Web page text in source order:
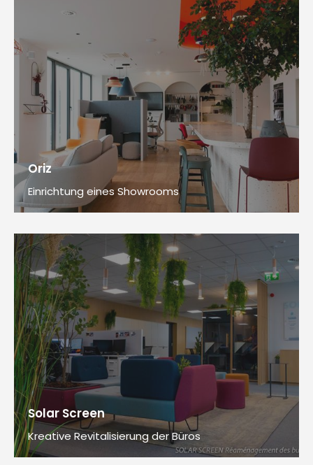
Oriz
Einrichtung eines Showrooms
Solar Screen
Kreative Revitalisierung der Büros